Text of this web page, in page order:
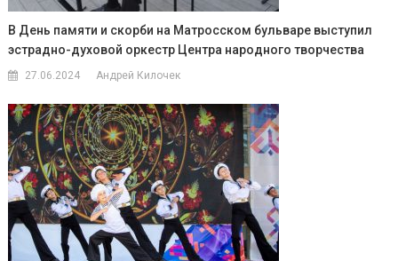
В День памяти и скорби на Матросском бульваре выступил
эстрадно-духовой оркестр Центра народного творчества
27.06.2024 Андрей Килочек